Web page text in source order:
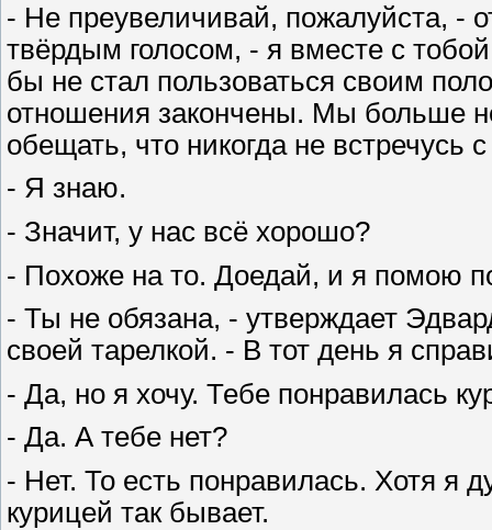
- Не преувеличивай, пожалуйста, -
твёрдым голосом, - я вместе с
бы не стал пользоваться своим
отношения закончены. Мы больше
обещать, что никогда не встречусь
- Я знаю.
- Значит, у нас всё хорошо?
- Похоже на то. Доедай, и я помою
- Ты не обязана, - утверждает
своей тарелкой. - В тот день я
- Да, но я хочу. Тебе понравилась
- Да. А тебе нет?
- Нет. То есть понравилась. Хотя я
курицей так бывает.